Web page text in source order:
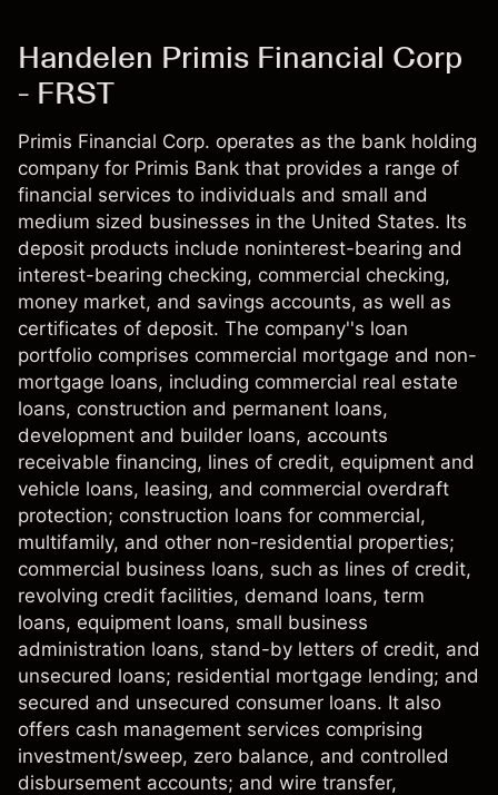
Handelen Primis Financial Corp
- FRST
Primis Financial Corp. operates as the bank holding
company for Primis Bank that provides a range of
financial services to individuals and small and
medium sized businesses in the United States. Its
deposit products include noninterest-bearing and
interest-bearing checking, commercial checking,
money market, and savings accounts, as well as
certificates of deposit. The company''s loan
portfolio comprises commercial mortgage and non-
mortgage loans, including commercial real estate
loans, construction and permanent loans,
development and builder loans, accounts
receivable financing, lines of credit, equipment and
vehicle loans, leasing, and commercial overdraft
protection; construction loans for commercial,
multifamily, and other non-residential properties;
commercial business loans, such as lines of credit,
revolving credit facilities, demand loans, term
loans, equipment loans, small business
administration loans, stand-by letters of credit, and
unsecured loans; residential mortgage lending; and
secured and unsecured consumer loans. It also
offers cash management services comprising
investment/sweep, zero balance, and controlled
disbursement accounts; and wire transfer,